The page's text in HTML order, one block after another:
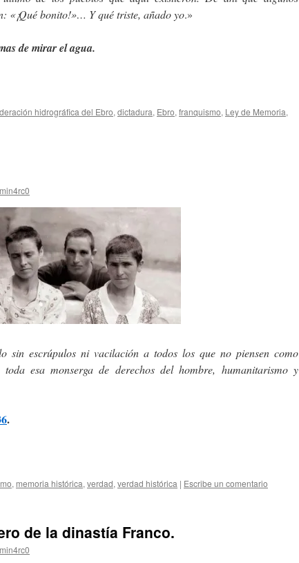
«¡Qué bonito!»… Y qué triste, añado yo.»
de mirar el agua.
hidrográfica del Ebro, dictadura, Ebro, franquismo, Ley de Memoria,
sin escrúpulos ni vacilación a todos los que no piensen como
esa monserga de derechos del hombre, humanitarismo y
.
, memoria histórica, verdad, verdad histórica | Escribe un comentario
de la dinastía Franco.